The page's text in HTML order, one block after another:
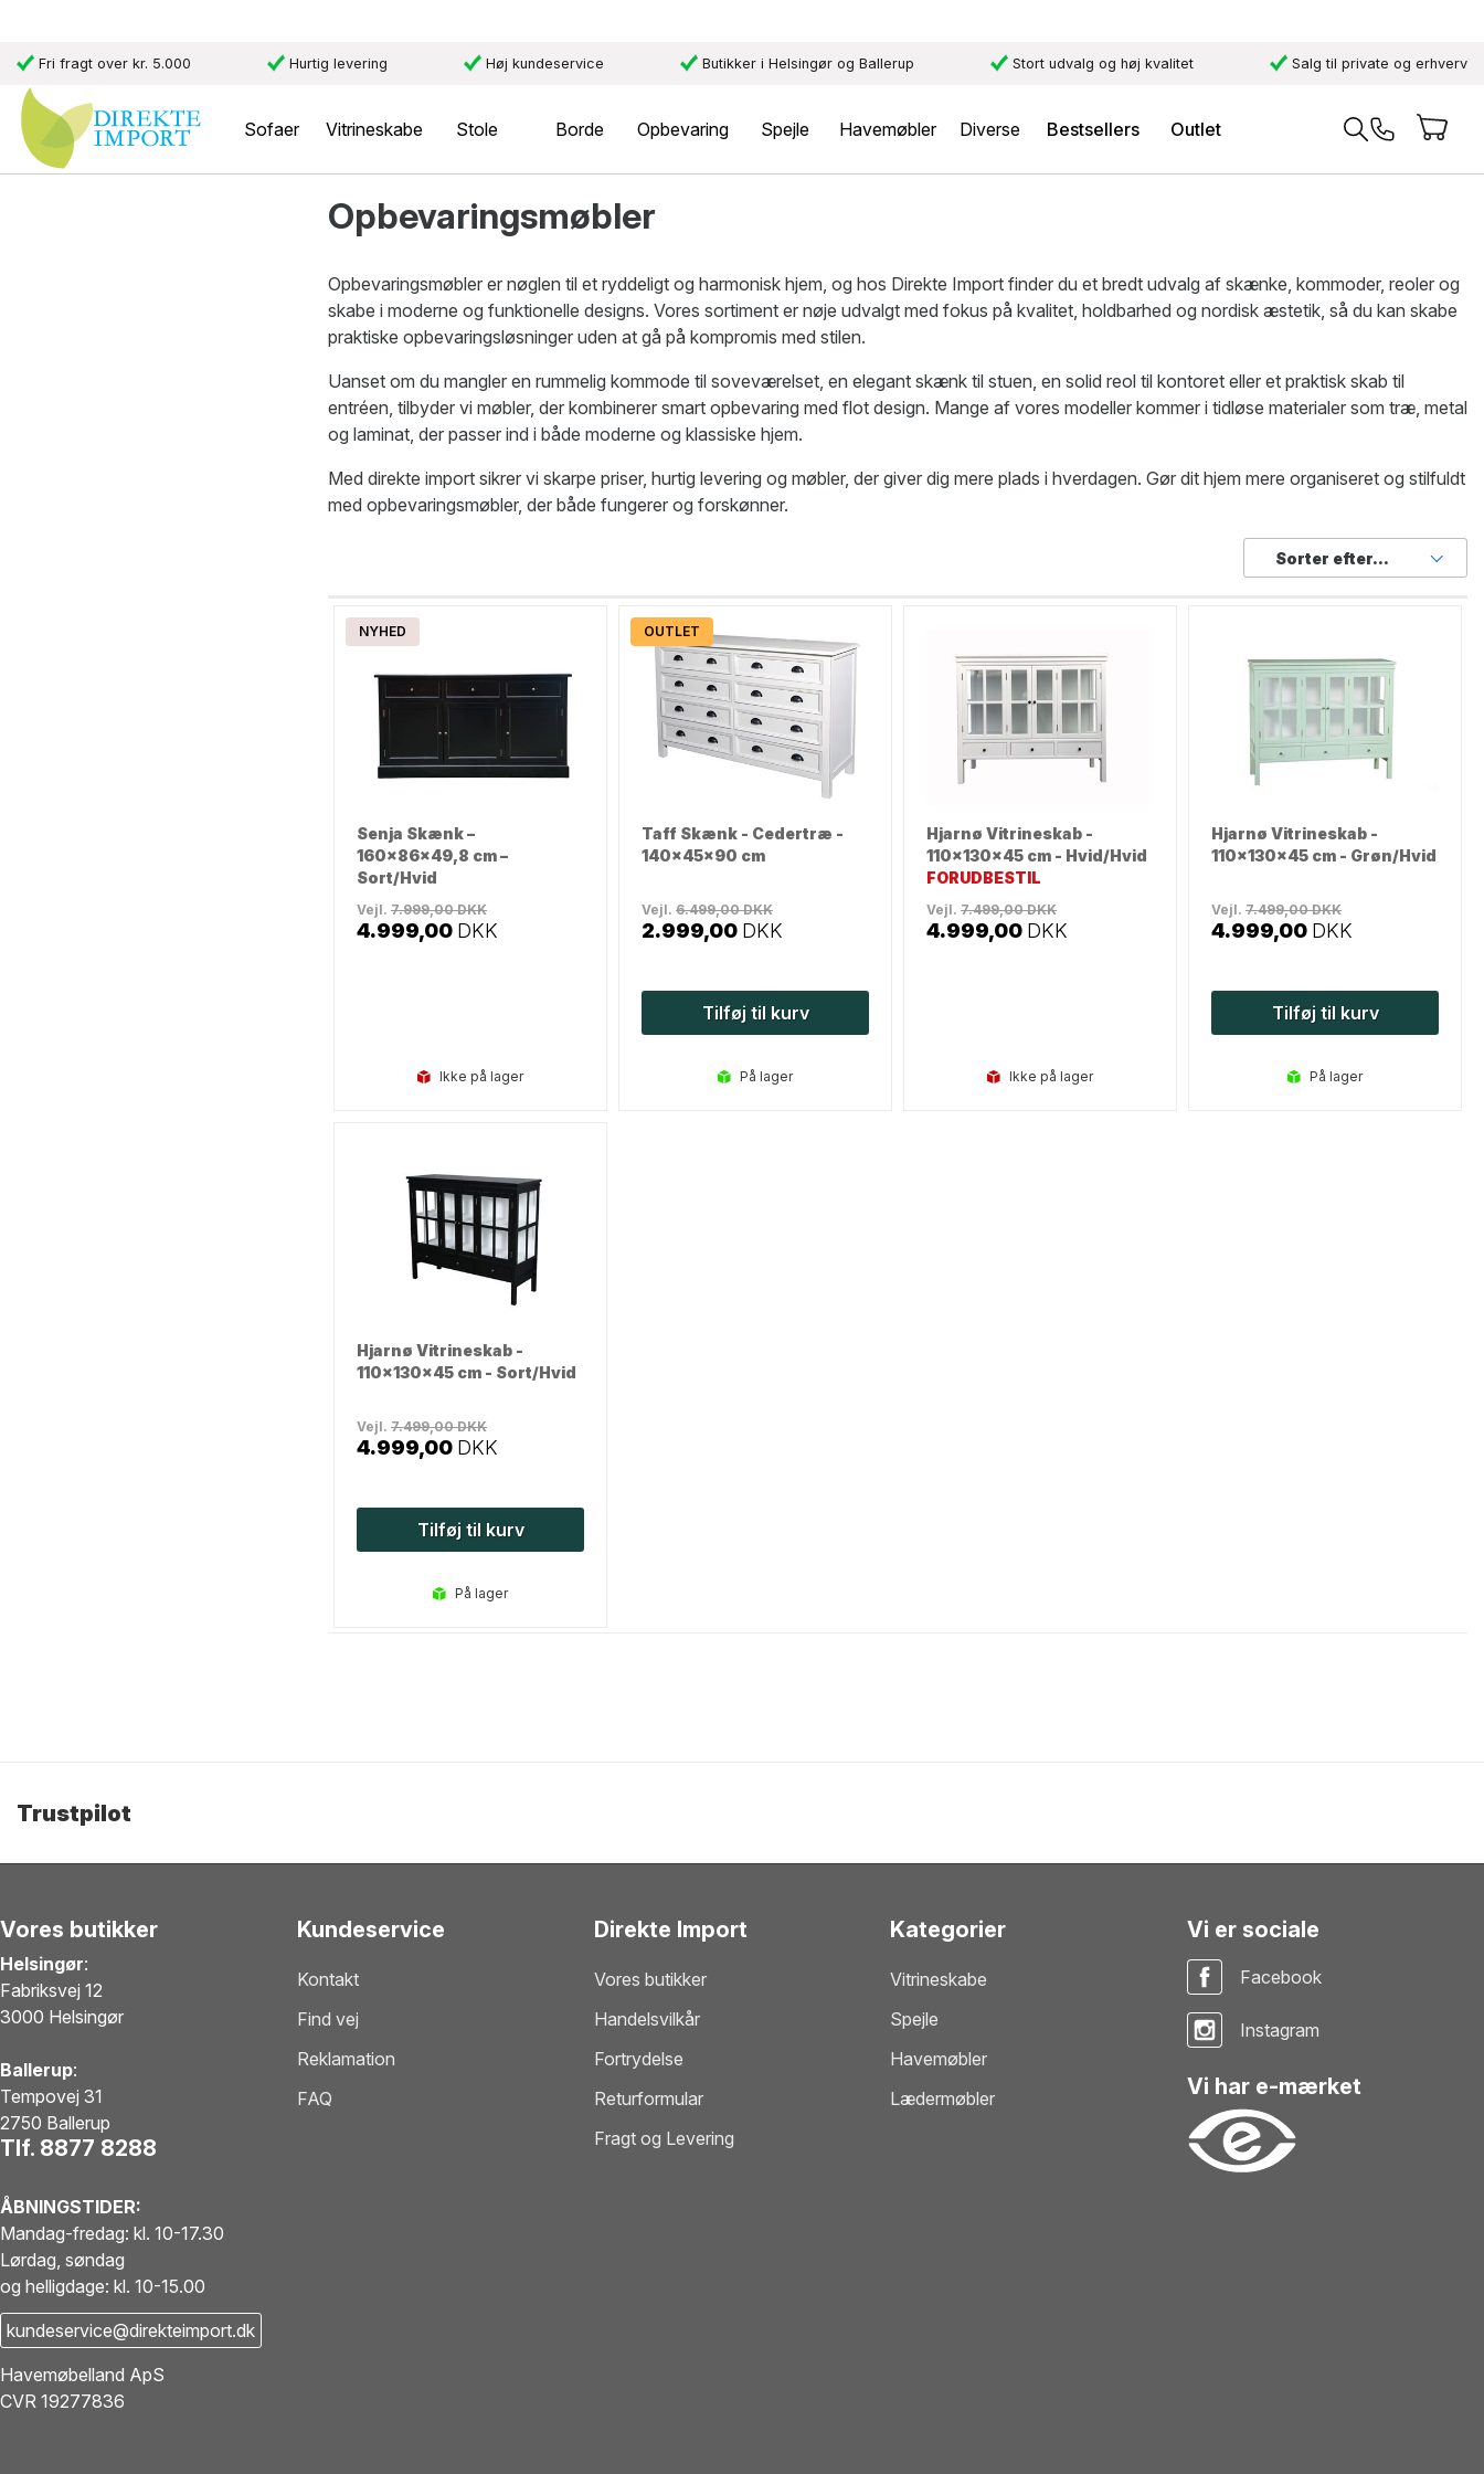
Fri fragt over kr. 5.000 Hurtig levering Høj kundeservice Butikker i Helsingør og Ballerup Stort udvalg og høj kvalitet Salg til private og erhverv
Sofaer Vitrineskabe Stole Borde Opbevaring Spejle Havemøbler Diverse Bestsellers Outlet
Opbevaringsmøbler
Opbevaringsmøbler er nøglen til et ryddeligt og harmonisk hjem, og hos Direkte Import finder du et bredt udvalg af skænke, kommoder, reoler og
skabe i moderne og funktionelle designs. Vores sortiment er nøje udvalgt med fokus på kvalitet, holdbarhed og nordisk æstetik, så du kan skabe
praktiske opbevaringsløsninger uden at gå på kompromis med stilen.
Uanset om du mangler en rummelig kommode til soveværelset, en elegant skænk til stuen, en solid reol til kontoret eller et praktisk skab til
entréen, tilbyder vi møbler, der kombinerer smart opbevaring med flot design. Mange af vores modeller kommer i tidløse materialer som træ, metal
og laminat, der passer ind i både moderne og klassiske hjem.
Med direkte import sikrer vi skarpe priser, hurtig levering og møbler, der giver dig mere plads i hverdagen. Gør dit hjem mere organiseret og stilfuldt
med opbevaringsmøbler, der både fungerer og forskønner.
Sorter efter...
NYHED
Senja Skænk –
160x86x49,8 cm –
Sort/Hvid
4.999,00 DKK
Vejl. 7.999,00DKK
Ikke på lager
OUTLET
Taff Skænk - Cedertræ -
140x45x90 cm
2.999,00 DKK
Vejl. 6.499,00DKK
Tilføj til kurv
på lager
Hjarnø Vitrineskab -
110x130x45 cm - Hvid/Hvid
FORUDBESTIL
4.999,00 DKK
Vejl. 7.499,00DKK
Ikke på lager
Hjarnø Vitrineskab -
110x130x45 cm - Grøn/Hvid
4.999,00 DKK
Vejl. 7.499,00DKK
Tilføj til kurv
på lager
Hjarnø Vitrineskab -
110x130x45 cm - Sort/Hvid
4.999,00 DKK
Vejl. 7.499,00DKK
Tilføj til kurv
på lager
Trustpilot
Vores butikker
Helsingør:
Fabriksvej 12
3000 Helsingør
Ballerup:
Tempovej 31
2750 Ballerup
Tlf. 8877 8288
ÅBNINGSTIDER:
Mandag-fredag: kl. 10-17.30
Lørdag, søndag
og helligdage: kl. 10-15.00
kundeservice@direkteimport.dk
Havemøbelland ApS
CVR 19277836
Kundeservice
Kontakt
Find vej
Reklamation
FAQ
Direkte Import
Vores butikker
Handelsvilkår
Fortrydelse
Returformular
Fragt og Levering
Kategorier
Vitrineskabe
Spejle
Havemøbler
Lædermøbler
Vi er sociale
Facebook
Instagram
Vi har e-mærket